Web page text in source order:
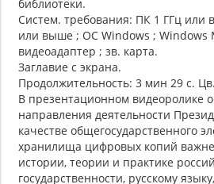
библиотеки.
Систем. требования: ПК 1 ГГц
или выше ; ОС Windows ; Windows
видеоадаптер ; зв. карта.
Заглавие с экрана.
Продолжительность: 3 мин 29 с.
В презентационном видеоролике
направления деятельности
качестве общегосударственного
хранилища цифровых копий
истории, теории и практике
государственности, русскому